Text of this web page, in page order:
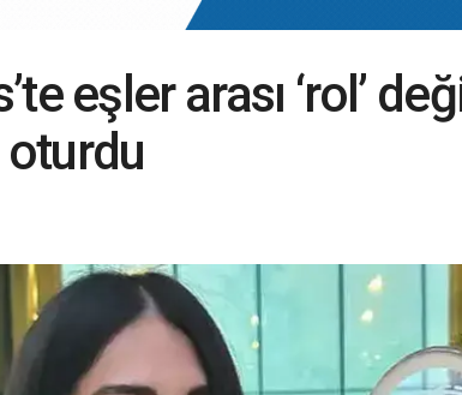
eşler arası ‘rol’
oturdu